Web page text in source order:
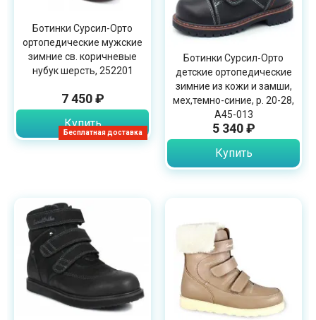
Бесплатная доставка
Ботинки Сурсил-Орто
ортопедические мужские
зимние св. коричневые
нубук шерсть, 252201
7 450 ₽
Купить
Ботинки Сурсил-Орто
детские ортопедические
зимние из кожи и замши,
мех,темно-синие, р. 20-28,
A45-013
5 340 ₽
Купить